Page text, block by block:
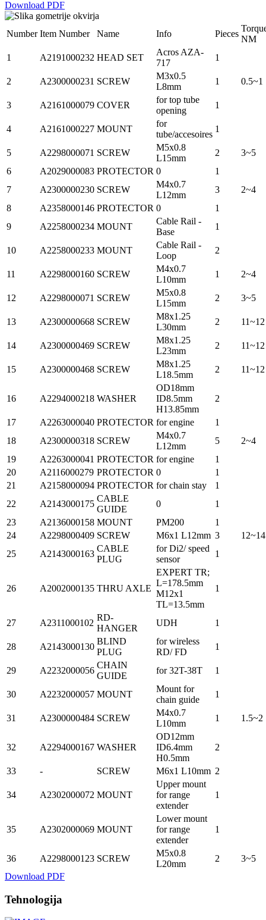
Download PDF
Number Item Number Name Info Pieces
NM
1
A2191000232 HEAD SET
Acros AZA-
717
1
2 A2300000231 SCREW
M3x0.5
L8mm
1 0.5~1
3 A2161000079 COVER
for top tube
opening
1
4 A2161000227 MOUNT
for
tube/accesoires
1
5 A2298000071 SCREW
M5x0.8
L15mm
2
3~5
6
A2029000083 PROTECTOR 0
1
7
A2300000230 SCREW
M4x0.7
L12mm
3
2~4
8
A2358000146 PROTECTOR 0
1
9
A2258000234 MOUNT
Cable Rail -
Base
1
10 A2258000233 MOUNT
Cable Rail -
Loop
2
11 A2298000160 SCREW
M4x0.7
L10mm
1 2~4
12 A2298000071 SCREW
M5x0.8
L15mm
2 3~5
13 A2300000668 SCREW
M8x1.25
L30mm
2 11~12
14 A2300000469 SCREW
M8x1.25
L23mm
2 11~12
15 A2300000468 SCREW
M8x1.25
L18.5mm
2 11~12
16 A2294000218 WASHER
OD18mm
ID8.5mm
H13.85mm
2
17 A2263000040 PROTECTOR for engine
1
18
A2300000318 SCREW
M4x0.7
L12mm
5
2~4
19
A2263000041 PROTECTOR for engine
1
20
A2116000279 PROTECTOR 0
1
21
A2158000094 PROTECTOR for chain stay
1
22
A2143000175
CABLE
GUIDE
0
1
23
A2136000158 MOUNT PM200
1
24
A2298000409 SCREW M6x1 L12mm 3
12~14
25
A2143000163
CABLE
PLUG
for Di2/ speed
sensor
1
26 A2002000135 THRU AXLE
EXPERT TR;
L=178.5mm
M12x1
TL=13.5mm
1
27 A2311000102
RD-
HANGER
UDH 1
28 A2143000130
BLIND
PLUG
for wireless
RD/ FD
1
29 A2232000056
CHAIN
GUIDE
for 32T-38T 1
30 A2232000057 MOUNT
Mount for
chain guide
1
31 A2300000484 SCREW
M4x0.7
L10mm
1 1.5~2
32 A2294000167 WASHER
OD12mm
ID6.4mm
H0.5mm
2
33 - SCREW M6x1 L10mm 2
34 A2302000072 MOUNT
Upper mount
for range
extender
1
35 A2302000069 MOUNT
Lower mount
for range
extender
1
36 A2298000123 SCREW
M5x0.8
L20mm
2
3~5
Download PDF
Tehnologija